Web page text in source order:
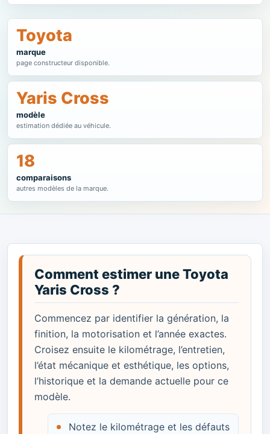
Toyota
marque
page constructeur disponible.
Yaris Cross
modèle
estimation dédiée au véhicule.
18
comparaisons
autres modèles de la marque.
Comment estimer une Toyota
Yaris Cross ?
Commencez par identifier la génération, la
finition, la motorisation et l’année exactes.
Croisez ensuite le kilométrage, l’entretien,
l’état mécanique et esthétique, les options,
l’historique et la demande actuelle pour ce
modèle.
Notez le kilométrage et les défauts